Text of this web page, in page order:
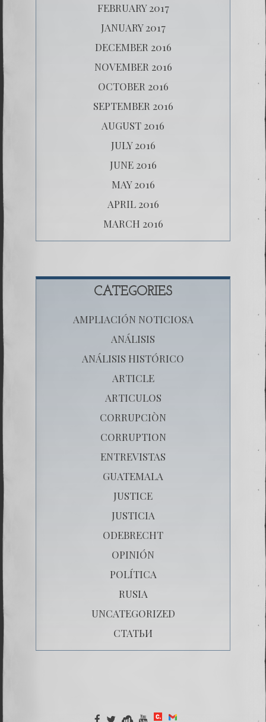
FEBRUARY 2017
JANUARY 2017
DECEMBER 2016
NOVEMBER 2016
OCTOBER 2016
SEPTEMBER 2016
AUGUST 2016
JULY 2016
JUNE 2016
MAY 2016
APRIL 2016
MARCH 2016
CATEGORIES
AMPLIACIÓN NOTICIOSA
ANÁLISIS
ANÁLISIS HISTÓRICO
ARTICLE
ARTICULOS
CORRUPCIÒN
CORRUPTION
ENTREVISTAS
GUATEMALA
JUSTICE
JUSTICIA
ODEBRECHT
OPINIÓN
POLÍTICA
RUSIA
UNCATEGORIZED
СТАТЬИ